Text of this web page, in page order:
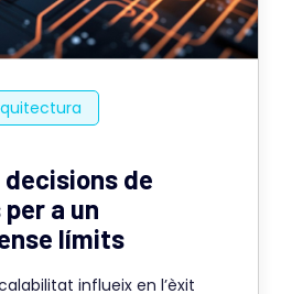
de
a un
límits
influeix en l’èxit